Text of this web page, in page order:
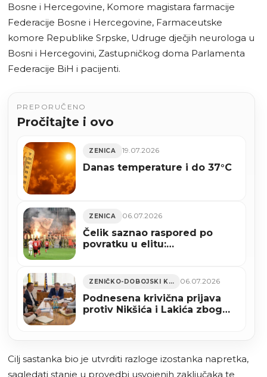
Bosne i Hercegovine, Komore magistara farmacije
Federacije Bosne i Hercegovine, Farmaceutske
komore Republike Srpske, Udruge dječjih neurologa u
Bosni i Hercegovini, Zastupničkog doma Parlamenta
Federacije BiH i pacijenti.
PREPORUČENO
Pročitajte i ovo
ZENICA 19.07.2026
Danas temperature i do 37°C
ZENICA 06.07.2026
Čelik saznao raspored po
povratku u elitu:
Mostaru
ZENIČKO-DOBOJSKI KANTON 06.07.2026
Podnesena krivična prijava
protiv Nikšića i Lakića zbog
Cilj sastanka bio je utvrditi razloge izostanka napretka,
sagledati stanje u provedbi usvojenih zaključaka te